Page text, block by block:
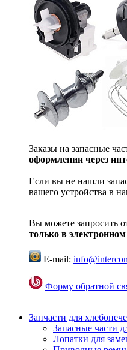
Заказы на запасные
оформлении через
Если вы не нашли
вашего устройства в
Вы можете запросить
только в
E-mail:
Форму обратной
Запчасти для
Запасные части
Лопатки для